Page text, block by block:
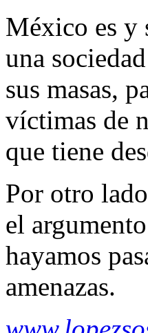
México es y
una
sus masas,
víctimas de
que tiene
Por otro
el
hayamos
amenazas.